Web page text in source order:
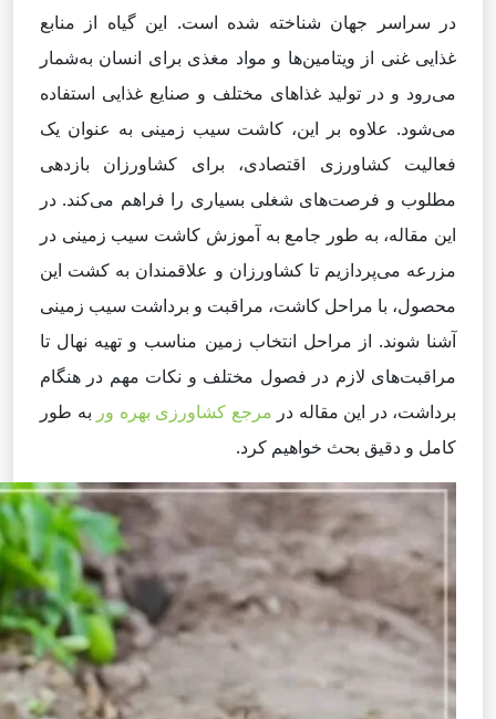
در سراسر جهان شناخته شده است. این گیاه از منابع
غذایی غنی از ویتامین‌ها و مواد مغذی برای انسان به‌شمار
می‌رود و در تولید غذاهای مختلف و صنایع غذایی استفاده
می‌شود. علاوه بر این، کاشت سیب زمینی به عنوان یک
فعالیت کشاورزی اقتصادی، برای کشاورزان بازدهی
مطلوب و فرصت‌های شغلی بسیاری را فراهم می‌کند. در
این مقاله، به طور جامع به آموزش کاشت سیب زمینی در
مزرعه می‌پردازیم تا کشاورزان و علاقمندان به کشت این
محصول، با مراحل کاشت، مراقبت و برداشت سیب زمینی
آشنا شوند. از مراحل انتخاب زمین مناسب و تهیه نهال تا
مراقبت‌های لازم در فصول مختلف و نکات مهم در هنگام
برداشت، در این مقاله در مرجع کشاورزی بهره ور به طور
کامل و دقیق بحث خواهیم کرد.